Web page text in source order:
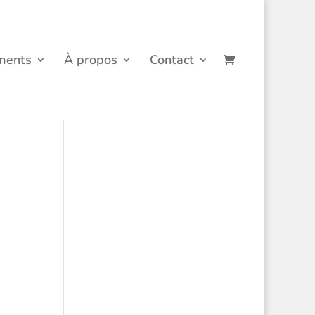
À propos Contact